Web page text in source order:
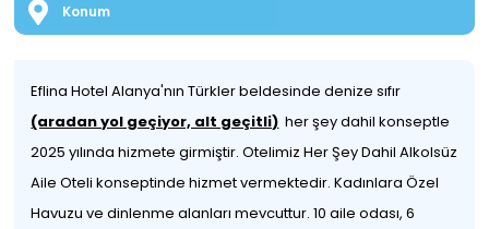
Konum
Eflina Hotel Alanya'nın Türkler beldesinde denize sıfır
(aradan yol geçiyor, alt geçitli) her şey dahil konseptle
2025 yılında hizmete girmiştir. Otelimiz Her Şey Dahil Alkolsüz
Aile Oteli konseptinde hizmet vermektedir. Kadınlara Özel
Havuzu ve dinlenme alanları mevcuttur. 10 aile odası, 6